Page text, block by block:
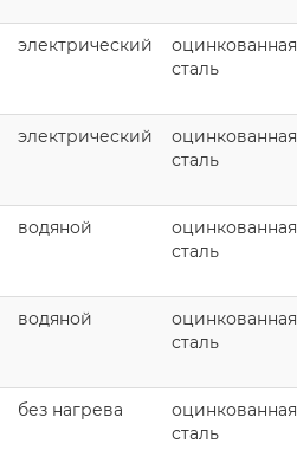
электрический
оцинкованная
сталь
электрический
оцинкованная
сталь
водяной
оцинкованная
сталь
водяной
оцинкованная
сталь
без нагрева
оцинкованная
сталь